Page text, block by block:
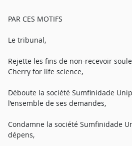
PAR CES MOTIFS
Le tribunal,
Rejette les fins de non-recevoir
Cherry for life science,
Déboute la société Sumfinidade
l’ensemble de ses demandes,
Condamne la société Sumfinidade
dépens,